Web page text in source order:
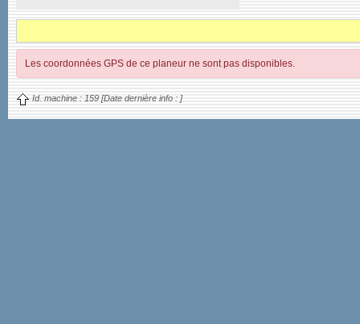
Les coordonnées GPS de ce planeur ne sont pas disponibles.
Id. machine : 159 [Date dernière info : ]